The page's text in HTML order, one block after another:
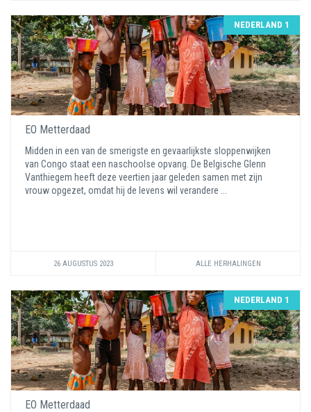
NEDERLAND 1
EO Metterdaad
Midden in een van de smerigste en gevaarlijkste sloppenwijken
van Congo staat een naschoolse opvang. De Belgische Glenn
Vanthiegem heeft deze veertien jaar geleden samen met zijn
vrouw opgezet, omdat hij de levens wil verandere ...
26 AUGUSTUS 2023 ALLE HERHALINGEN
NEDERLAND 1
EO Metterdaad